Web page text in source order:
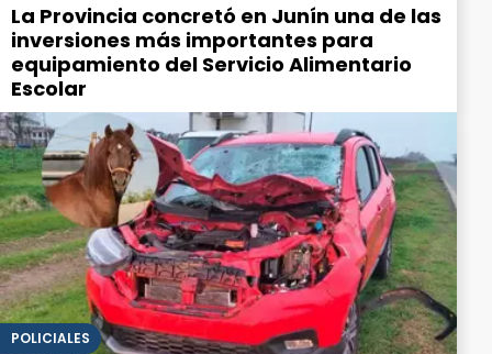
La Provincia concretó en Junín una de las
inversiones más importantes para
equipamiento del Servicio Alimentario
Escolar
POLICIALES